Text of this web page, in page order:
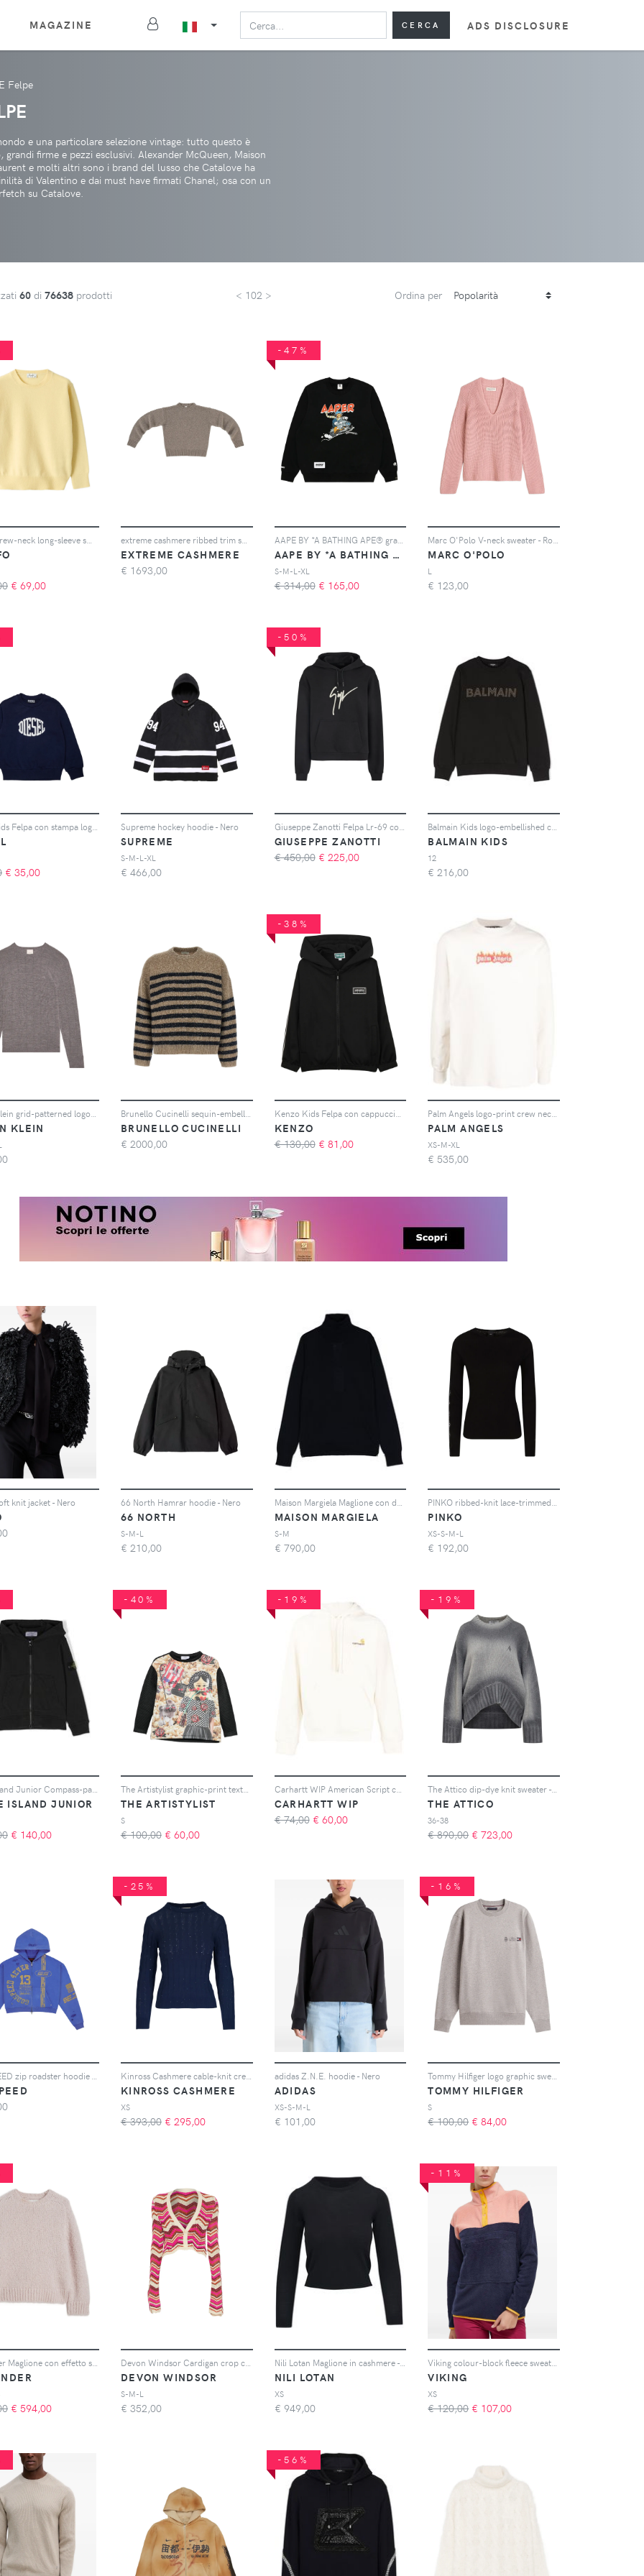
MAGAZINE CERCA ADS DISCLOSURE
Felpe
e una particolare selezione vintage: tutto questo è
firme e pezzi esclusivi. Alexander McQueen, Maison
e molti altri sono i brand del lusso che Catalove ha
di Valentino e dai must have firmati Chanel; osa con un
su Catalove.
60 di 76638 prodotti < 102 > Ordina per
€ 69,00
extreme cashmere ribbed trim sweater - Toni neutri
EXTREME CASHMERE
€ 1693,00
-47%
AAPE BY *A BATHING APE® graphic-print crew-neck sweatshirt - Nero
AAPE BY *A BATHING APE®
S-M-L-XL
€ 314,00 € 165,00
MARC O'POLO
L
€ 123,00
€ 35,00
Supreme hockey hoodie - Nero
SUPREME
S-M-L-XL
€ 466,00
-50%
GIUSEPPE ZANOTTI
€ 450,00 € 225,00
BALMAIN KIDS
12
€ 216,00
KLEIN
BRUNELLO CUCINELLI
€ 2000,00
-38%
KENZO
€ 130,00 € 81,00
PALM ANGELS
XS-M-XL
€ 535,00
knit jacket - Nero 66 North Hamrar hoodie - Nero
66 NORTH
S-M-L
€ 210,00
MAISON MARGIELA
S-M
€ 790,00
PINKO
XS-S-M-L
€ 192,00
ISLAND JUNIOR
€ 140,00
-40%
The Artistylist graphic-print textured-finish sweatshirt - Nero
THE ARTISTYLIST
S
€ 100,00 € 60,00
-19%
Carhartt WIP American Script cotton hoodie - Toni neutri
CARHARTT WIP
€ 74,00 € 60,00
-19%
THE ATTICO
36-38
€ 890,00 € 723,00
-25%
Kinross Cashmere cable-knit crew-neck sweater - Blu
KINROSS CASHMERE
XS
€ 393,00 € 295,00
adidas Z.N.E. hoodie - Nero
ADIDAS
XS-S-M-L
€ 101,00
-16%
TOMMY HILFIGER
S
€ 100,00 € 84,00
€ 594,00
Devon Windsor Cardigan crop con motivo chevron - Rosa
DEVON WINDSOR
S-M-L
€ 352,00
Nili Lotan Maglione in cashmere - Nero
NILI LOTAN
XS
€ 949,00
-11%
VIKING
XS
€ 120,00 € 107,00
-56%